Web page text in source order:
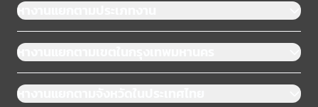
หางานแยกตามประเภทงาน
หางานแยกตามเขตในกรุงเทพมหานคร
หางานแยกตามจังหวัดในประเทศไทย